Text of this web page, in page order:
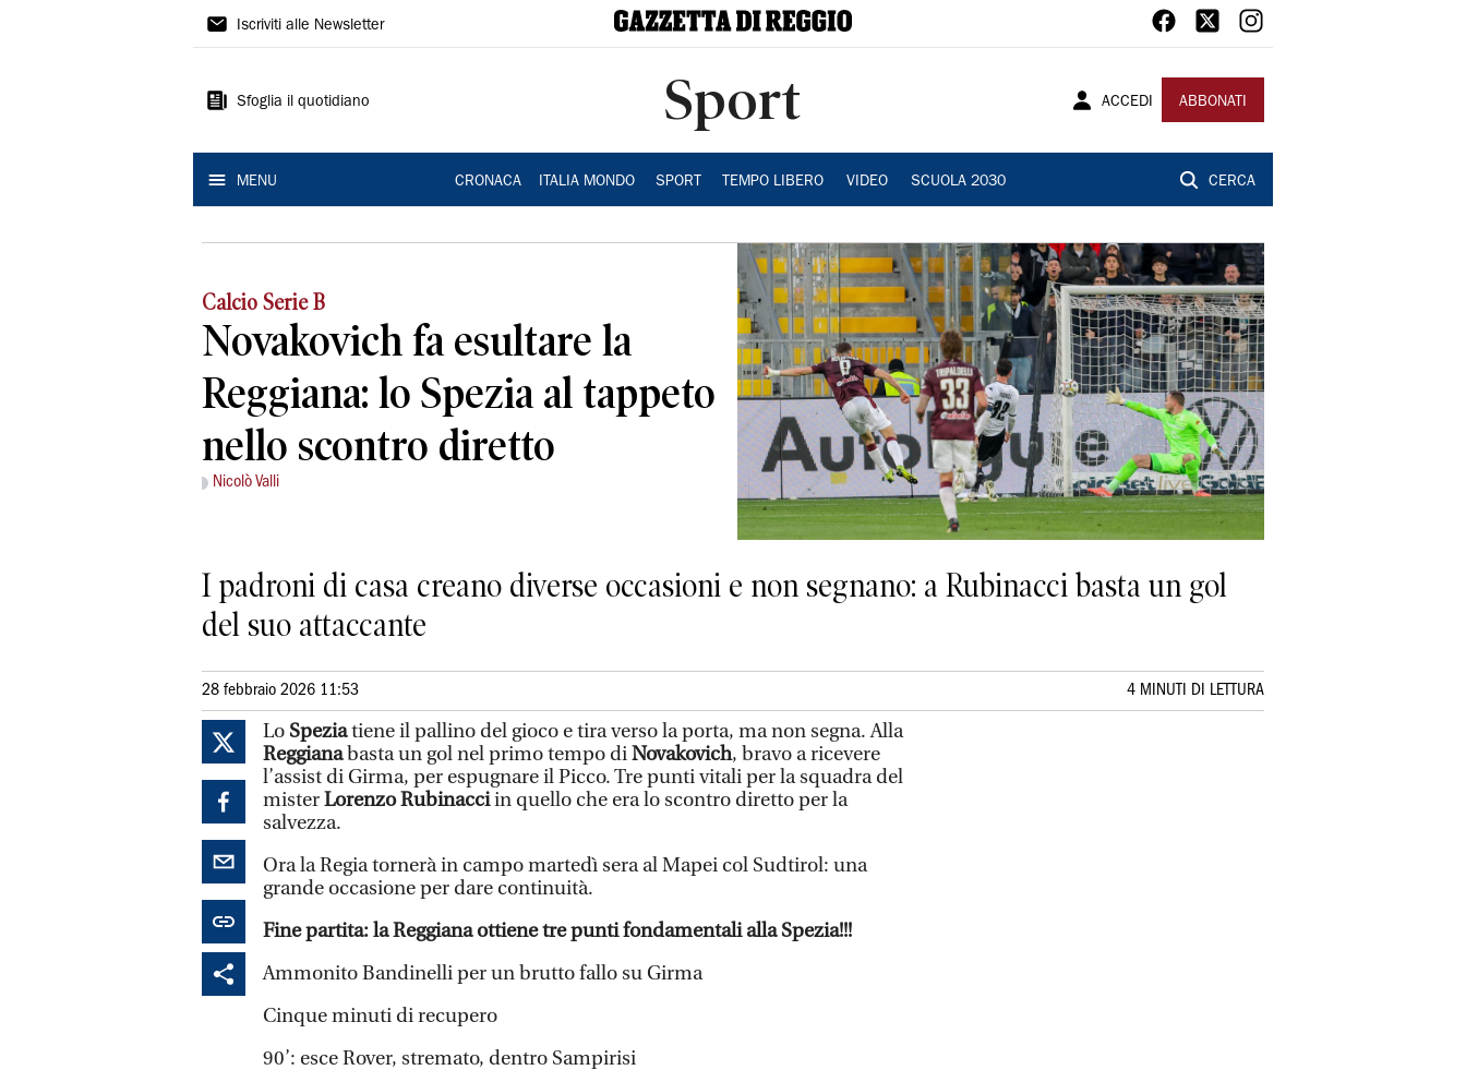
Gazzetta
Reggio
Iscriviti alle Newsletter
Sfoglia il quotidiano Sport ACCEDI ABBONATI
MENU CRONACA ITALIA MONDO SPORT TEMPO LIBERO VIDEO SCUOLA 2030 CERCA
Calcio Serie B
Novakovich fa esultare la
Reggiana: lo Spezia al tappeto
nello scontro diretto
Nicolò Valli
I padroni di casa creano diverse occasioni e non segnano: a Rubinacci basta un gol
del suo attaccante
28 febbraio 2026 11:53 4 MINUTI DI LETTURA
Lo Speziatiene il pallino del gioco e tira verso la porta, ma non segna. Alla
Reggianabasta un gol nel primo tempo diNovakovich, bravo a ricevere
l’assist di Girma, per espugnare il Picco. Tre punti vitali per la squadra del
misterLorenzo Rubinacciin quello che era lo scontro diretto per la
salvezza.
Ora la Regia tornerà in campo martedì sera al Mapei col Sudtirol: una
grande occasione per dare continuità.
Fine partita: la Reggiana ottiene tre punti fondamentali alla Spezia!!!
Ammonito Bandinelli per un brutto fallo su Girma
Cinque minuti di recupero
90’: esce Rover, stremato, dentro Sampirisi